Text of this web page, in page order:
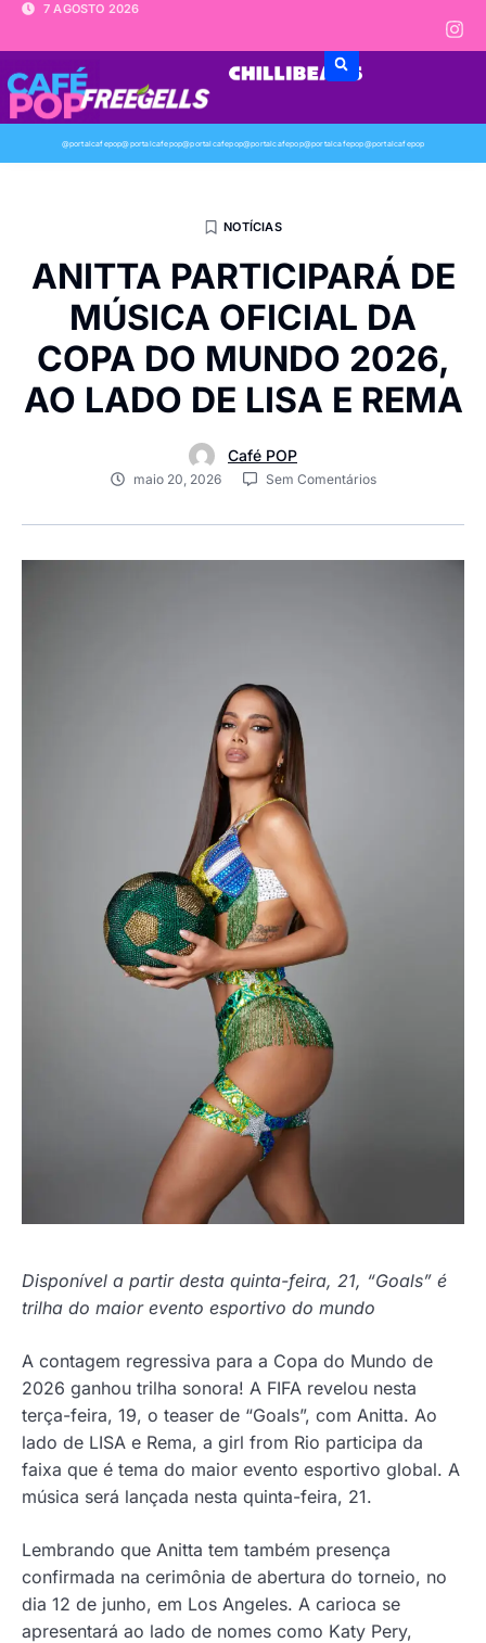
7 AGOSTO 2026
@portalcafepop@portalcafepop@portalcafepop@portalcafepop@portalcafepop@portalcafepop
NOTÍCIAS
ANITTA PARTICIPARÁ DE
MÚSICA OFICIAL DA
COPA DO MUNDO 2026,
AO LADO DE LISA E REMA
Café POP
maio 20, 2026 Sem Comentários
Disponível a partir desta quinta-feira, 21, “Goals” é
trilha do maior evento esportivo do mundo
A contagem regressiva para a Copa do Mundo de
2026 ganhou trilha sonora! A FIFA revelou nesta
terça-feira, 19, o teaser de “Goals”, com Anitta. Ao
lado de LISA e Rema, a girl from Rio participa da
faixa que é tema do maior evento esportivo global. A
música será lançada nesta quinta-feira, 21.
Lembrando que Anitta tem também presença
confirmada na cerimônia de abertura do torneio, no
dia 12 de junho, em Los Angeles. A carioca se
apresentará ao lado de nomes como Katy Pery,